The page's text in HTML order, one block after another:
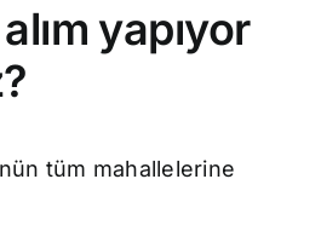
yapıyor
tüm mahallelerine